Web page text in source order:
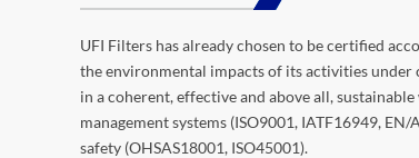
UFI Filters has already chosen to be certified
the environmental impacts of its activities
in a coherent, effective and above all,
management systems (ISO9001, IATF16949,
safety (OHSAS18001, ISO45001).